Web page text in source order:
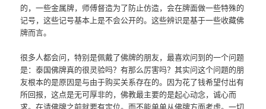
的，一些金属牌，师傅督造为了防止仿造，会在牌面做一些特殊的
记号，这些记号基本上是不会公开的。这些辨识是基于一些收藏佛
牌而言。
很多人都会问，特别是佩戴了佛牌的朋友，最喜欢问到的一个问题
是：泰国佛牌真的很灵验吗？有那么厉害吗？其实问这个问题的朋
友根本的是原因是与由于购买关系存在的。因为花了钱希望付出有
所回报，这点是无可厚非的，佛教最主要的是起心动念，诚心而
求。在请佛牌之前就要有定位。而不能单单从佛牌方面考虑。一切